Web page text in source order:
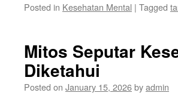
Posted in Kesehatan Mental | Tagged
Mitos Seputar
Diketahui
Posted on January 15, 2026byadmin